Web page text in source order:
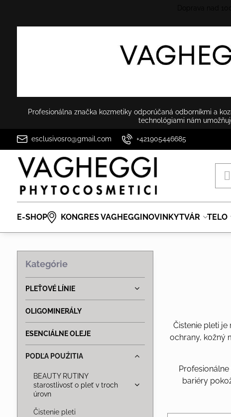
Profesionálna značka kozmetiky odporúčaná odborníkmi a
technológiami nám
esclusivosro@gmail.com +421905446685
E-SHOP KONGRES VAGHEGGINOVINKYTVÁR TELO
Čistenie pleti
ochrany, kožný
bariéry
Kategórie
PLEŤOVÉ LÍNIE
OLIGOMINERÁLY
ESENCIÁLNE OLEJE
PODĽA POUŹITIA
BEAUTY RUTINY
starostlivosť o pleť v troch
úrovn
Čistenie pleti